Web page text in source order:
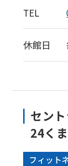
TEL
休館日
セン
24く
フィット